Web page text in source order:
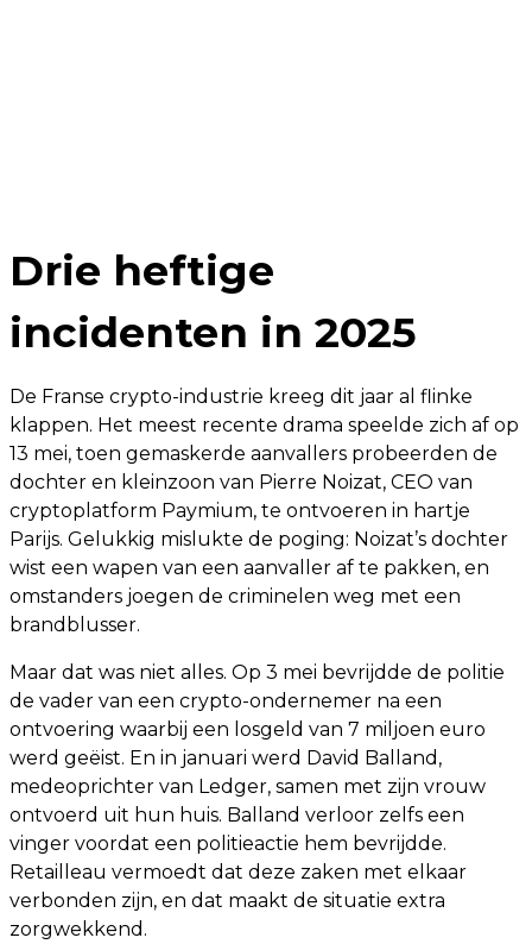
Drie heftige
incidenten in 2025
De Franse crypto-industrie kreeg dit jaar al flinke
klappen. Het meest recente drama speelde zich af op
13 mei, toen gemaskerde aanvallers probeerden de
dochter en kleinzoon van Pierre Noizat, CEO van
cryptoplatform Paymium, te ontvoeren in hartje
Parijs. Gelukkig mislukte de poging: Noizat’s dochter
wist een wapen van een aanvaller af te pakken, en
omstanders joegen de criminelen weg met een
brandblusser.
Maar dat was niet alles. Op 3 mei bevrijdde de politie
de vader van een crypto-ondernemer na een
ontvoering waarbij een losgeld van 7 miljoen euro
werd geëist. En in januari werd David Balland,
medeoprichter van Ledger, samen met zijn vrouw
ontvoerd uit hun huis. Balland verloor zelfs een
vinger voordat een politieactie hem bevrijdde.
Retailleau vermoedt dat deze zaken met elkaar
verbonden zijn, en dat maakt de situatie extra
zorgwekkend.